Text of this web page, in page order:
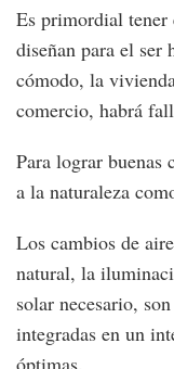
Es primordial tener
diseñan para el ser
cómodo, la
comercio, habrá
Para lograr buenas
a la naturaleza
Los cambios de
natural, la
solar necesario,
integradas en un
óptimas.